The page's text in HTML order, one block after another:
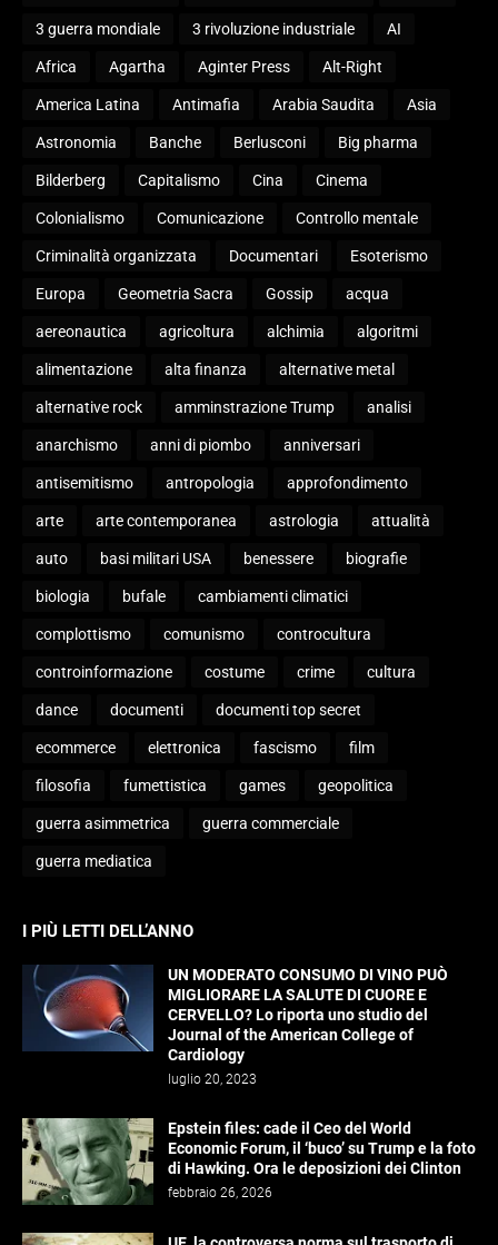
3 guerra mondiale 3 rivoluzione industriale AI
Africa Agartha Aginter Press Alt-Right
America Latina Antimafia Arabia Saudita Asia
Astronomia Banche Berlusconi Big pharma
Bilderberg Capitalismo Cina Cinema
Colonialismo Comunicazione Controllo mentale
Criminalità organizzata Documentari Esoterismo
Europa Geometria Sacra Gossip acqua
aereonautica agricoltura alchimia algoritmi
alimentazione alta finanza alternative metal
alternative rock amminstrazione Trump analisi
anarchismo anni di piombo anniversari
antisemitismo antropologia approfondimento
arte arte contemporanea astrologia attualità
auto basi militari USA benessere biografie
biologia bufale cambiamenti climatici
complottismo comunismo controcultura
controinformazione costume crime cultura
dance documenti documenti top secret
ecommerce elettronica fascismo film
filosofia fumettistica games geopolitica
guerra asimmetrica guerra commerciale
guerra mediatica
I PIÙ LETTI DELL’ANNO
UN MODERATO CONSUMO DI VINO PUÒ
MIGLIORARE LA SALUTE DI CUORE E
CERVELLO? Lo riporta uno studio del
Journal of the American College of
Cardiology
luglio 20, 2023
Epstein files: cade il Ceo del World
Economic Forum, il ‘buco’ su Trump e la foto
di Hawking. Ora le deposizioni dei Clinton
febbraio 26, 2026